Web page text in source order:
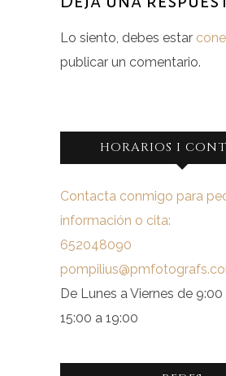
Lo siento, debes estar
publicar un comentario.
HORARIOS I
Contacta conmigo para
información o cita:
652048090
De Lunes a Viernes de
15:00 a 19:00